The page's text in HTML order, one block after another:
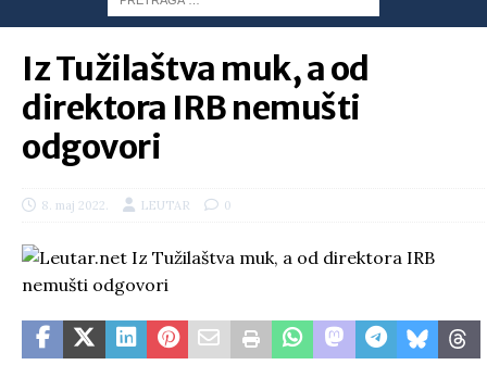
Iz Tužilaštva muk, a od
direktora IRB nemušti
odgovori
8. maj 2022. LEUTAR 0